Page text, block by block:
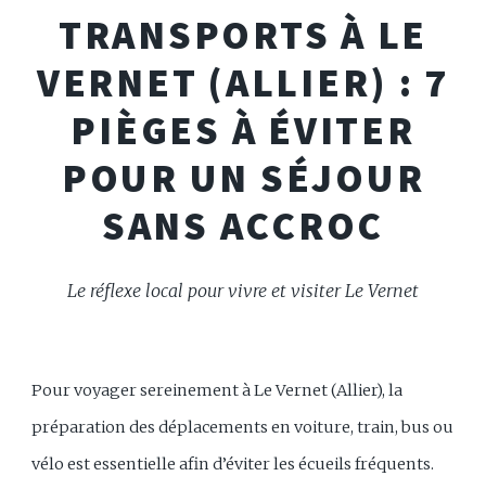
TRANSPORTS À LE
VERNET (ALLIER) : 7
PIÈGES À ÉVITER
POUR UN SÉJOUR
SANS ACCROC
Le réflexe local pour vivre et visiter Le Vernet
Pour voyager sereinement à Le Vernet (Allier), la
préparation des déplacements en voiture, train, bus ou
vélo est essentielle afin d’éviter les écueils fréquents.